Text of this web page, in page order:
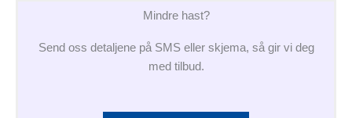
Mindre hast?
Send oss detaljene på SMS eller skjema, så gir vi deg
med tilbud.